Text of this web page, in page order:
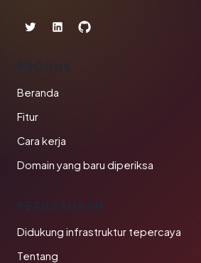
PRODUK
Beranda
Fitur
Cara kerja
Domain yang baru diperiksa
PERUSAHAAN
Didukung infrastruktur tepercaya
Tentang